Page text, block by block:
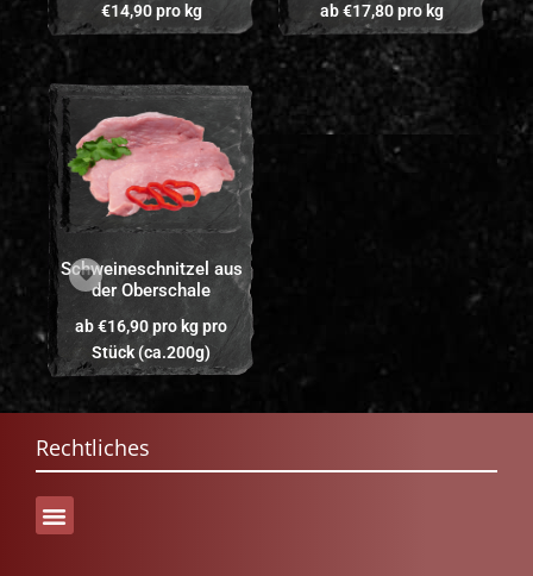
€14,90pro kg ab€17,80pro kg
Schweineschnitzel aus
der Oberschale
ab€16,90pro kgpro
Stück (ca.200g)
Rechtliches